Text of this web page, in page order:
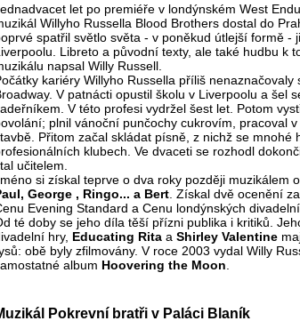
let po premiéře v londýnském West
Willyho Russella Blood Brothers dostal do
spatřil světlo světa - v poněkud útlejší formě -
Libreto a původní texty, ale také hudbu k
napsal Willy Russell.
kariéry Willyho Russella příliš nenaznačovaly
V patnácti opustil školu v Liverpoolu a šel
V této profesi vydržel šest let. Potom
plnil vánoční punčochy cukrovím, pracoval
Přitom začal skládat písně, z nichž se mnohé
klubech. Ve dvaceti se rozhodl
učitelem.
si získal teprve o dva roky později muzikálem o
George , Ringo... a Bert . Získal dvě ocenění
Evening Standard a Cenu londýnských
té doby se jeho díla těší přízni publika i kritiků.
hry, Educating Rita a Shirley Valentine
obě byly zfilmovány. V roce 2003 vydal Willy
album Hoovering the Moon
Pokrevní bratři v Paláci Blaník